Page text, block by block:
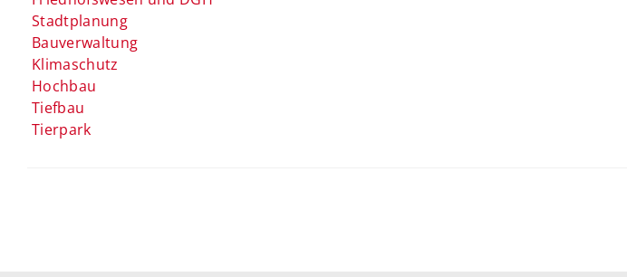
Stadtplanung
Bauverwaltung
Klimaschutz
Hochbau
Tiefbau
Tierpark